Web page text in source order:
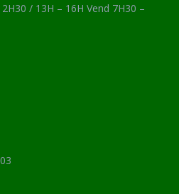
/ 13H – 16H Vend 7H30 –